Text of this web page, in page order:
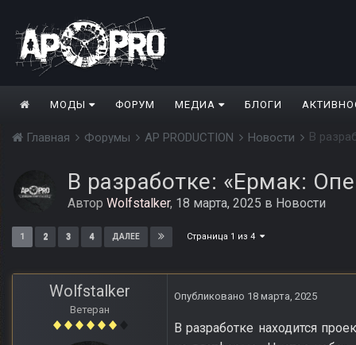
МОДЫ ФОРУМ МЕДИА БЛОГИ
Главная Форумы AP PRODUCTION Новости В
В разработке: «Ермак:
Автор Wolfstalker, 18 марта, 2025 в Новости
1 2 3 4 ДАЛЕЕ Страница 1 из 4
Wolfstalker
Ветеран
Опубликовано 18 марта, 2025
В разработке находится